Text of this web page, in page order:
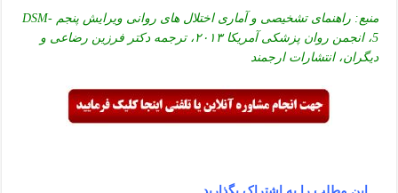
منبع: راهنمای تشخیصی و آماری اختلال های روانی ویرایش پنجم DSM-
5، انجمن روان پزشکی آمریکا ۲۰۱۳، ترجمه دکتر فرزین رضاعی و
دیگران، انتشارات ارجمند